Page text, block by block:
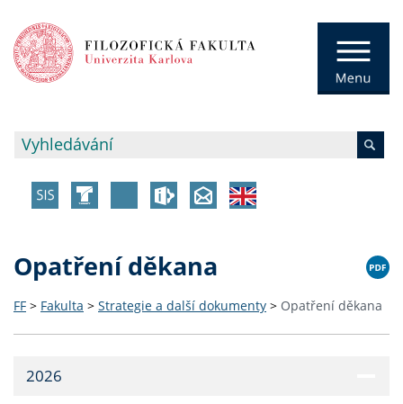
Opatření děkana
FF > Fakulta > Strategie a další dokumenty > Opatření děkana
2026